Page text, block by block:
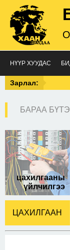
НҮҮР ХУУДАС
Зарлал:
БАРАА
цахилгааны
үйлчилгээ
ЦАХИЛГААН